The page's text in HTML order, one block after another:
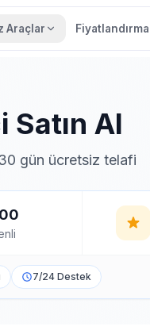
Araçlar Fiyatlandırma
Al
gün ücretsiz telafi
7/24 Destek